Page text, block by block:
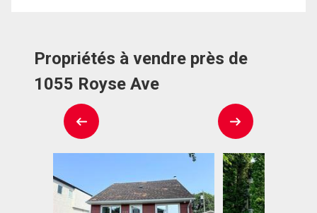
Propriétés à vendre près de
1055 Royse Ave